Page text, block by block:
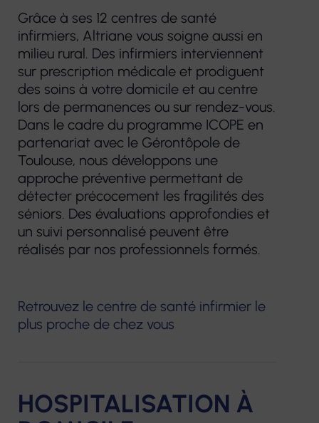
dentaires
Pharmacie
Matériel
médical
d’accompagnement
et de répit des
aidants
Centre de
Ressources
Territorial
Grâce à ses 12 centres de santé
infirmiers, Altriane vous soigne aussi en
milieu rural. Des infirmiers interviennent
sur prescription médicale et prodiguent
des soins à votre domicile et au centre
lors de permanences ou sur rendez-vous.
Dans le cadre du programme ICOPE en
partenariat avec le Gérontôpole de
Toulouse, nous développons une
approche préventive permettant de
détecter précocement les fragilités des
séniors. Des évaluations approfondies et
un suivi personnalisé peuvent être
réalisés par nos professionnels formés.
Retrouvez le centre de santé infirmier le
plus proche de chez vous
HOSPITALISATION À